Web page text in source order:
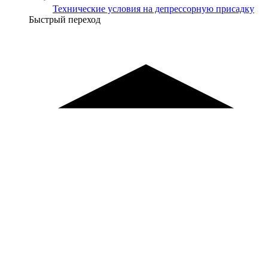
Технические условия на депрессорную присадку
Быстрый переход